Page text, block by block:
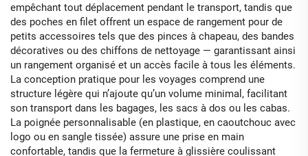
empêchant tout déplacement pendant le transport, tandis que
des poches en filet offrent un espace de rangement pour de
petits accessoires tels que des pinces à chapeau, des bandes
décoratives ou des chiffons de nettoyage — garantissant ainsi
un rangement organisé et un accès facile à tous les éléments.
La conception pratique pour les voyages comprend une
structure légère qui n’ajoute qu’un volume minimal, facilitant
son transport dans les bagages, les sacs à dos ou les cabas.
La poignée personnalisable (en plastique, en caoutchouc avec
logo ou en sangle tissée) assure une prise en main
confortable, tandis que la fermeture à glissière coulissant